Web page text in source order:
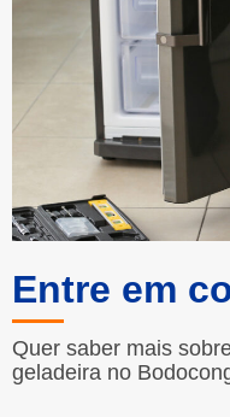
Entre em
Quer saber mais
geladeira no